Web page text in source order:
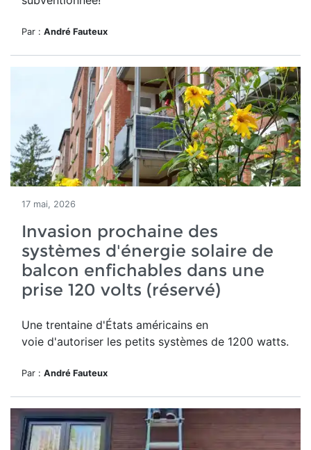
Par : André Fauteux
17 mai, 2026
Invasion prochaine des
systèmes d'énergie solaire de
balcon enfichables dans une
prise 120 volts (réservé)
Une trentaine d'États américains en
voie d'autoriser les petits systèmes de 1200 watts.
Par : André Fauteux